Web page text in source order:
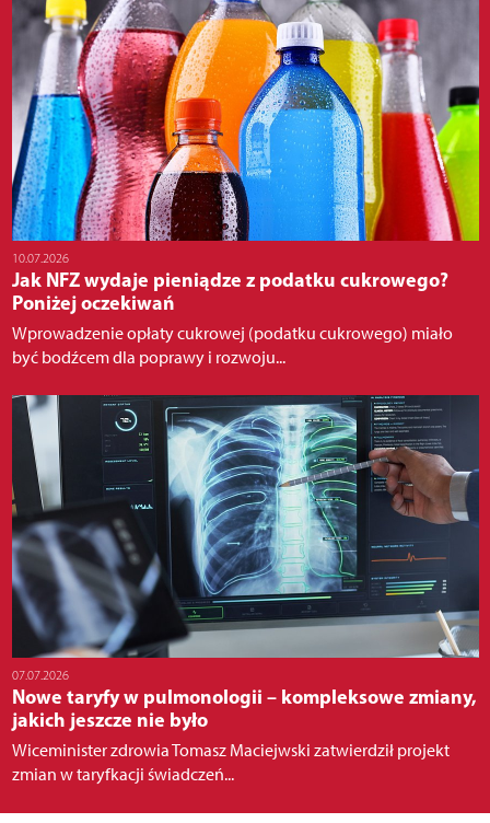
10.07.2026
Jak NFZ wydaje pieniądze z podatku cukrowego?
Poniżej oczekiwań
Wprowadzenie opłaty cukrowej (podatku cukrowego) miało
być bodźcem dla poprawy i rozwoju...
07.07.2026
Nowe taryfy w pulmonologii – kompleksowe zmiany,
jakich jeszcze nie było
Wiceminister zdrowia Tomasz Maciejwski zatwierdził projekt
zmian w taryfkacji świadczeń...